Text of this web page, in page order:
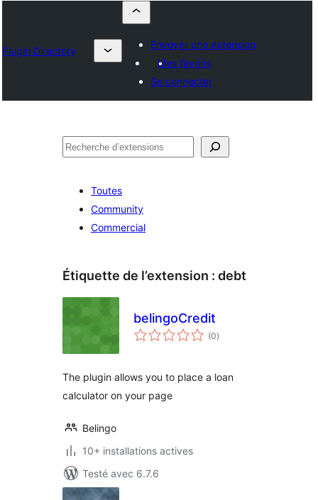
Plugin Directory
Envoyer une extension
Mes favoris
Se connecter
Rechercher
Toutes
Community
Commercial
Étiquette de l’extension : debt
belingoCredit
(0notes
en
)
The plugin allows you to place a loan
calculator on your page
Belingo
10+ installations actives
Testé avec 6.7.6